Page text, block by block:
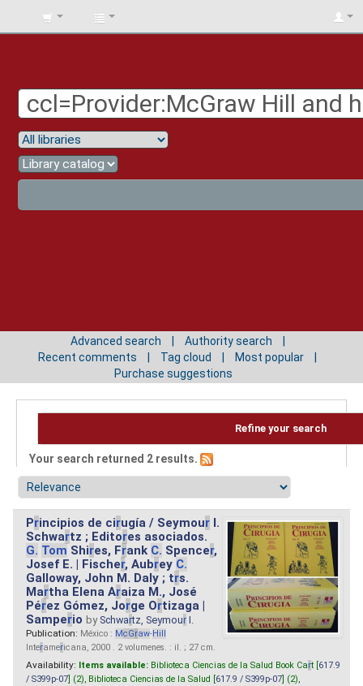
BIBLIOTECA
Advanced search
Authority search
Recent comments
Tag cloud
Most popular
Purchase suggestions
Refine your search
Your search returned 2 results.
Principios de cirugía / Seymour I.
Schwartz ; Editores asociados.
G. Tom Shires, Frank C. Spencer,
Josef E. | Fischer, Aubrey C.
Galloway, John M. Daly ; trs.
Martha Elena Araiza M., José
Pérez Gómez, Jorge Ortizaga |
Samperio by Schwartz, Seymour I.
Publication: México : McGraw-Hill
Interamericana, 2000 . 2 volumenes. : il. ; 27 cm.
Availability: Items available: Biblioteca Ciencias de la Salud Book Cart [ 617.9
/ S399p-07 ] (2), Biblioteca Ciencias de la Salud [ 617.9 / S399p-07 ] (2),